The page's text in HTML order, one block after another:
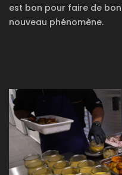
est bon pour faire de
nouveau phénomène.